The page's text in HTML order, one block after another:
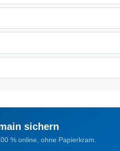
sichern
% online, ohne Papierkram.